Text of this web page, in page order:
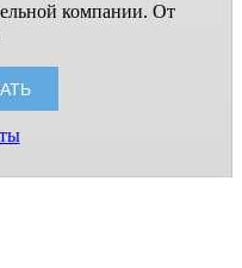
компании. От